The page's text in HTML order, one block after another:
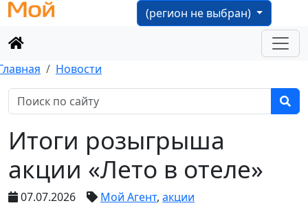
(регион не выбран)
Новости
Итоги розыгрыша
акции «Лето в отеле»
07.07.2026 Мой Агент, акции